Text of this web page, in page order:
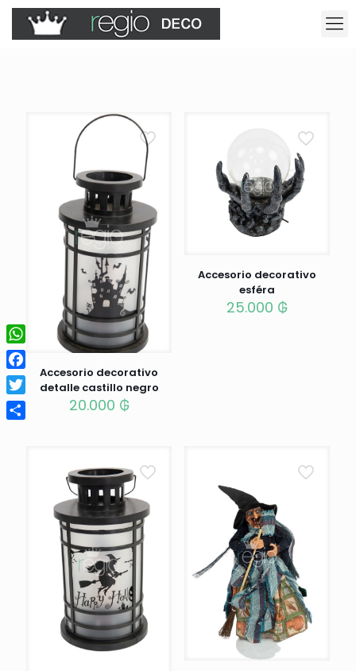
Accesorio decorativo
detalle castillo negro
20.000 ₲
Accesorio decorativo
esféra
25.000 ₲
WhatsApp
Facebook
Twitter